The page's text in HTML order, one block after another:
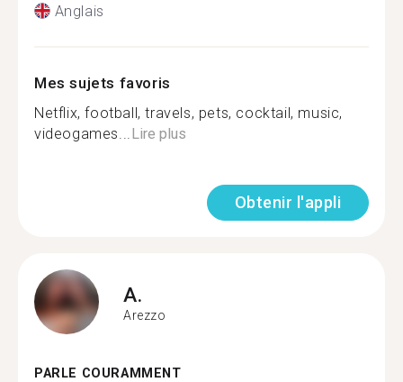
Anglais
Mes sujets favoris
Netflix, football, travels, pets, cocktail, music,
videogames... Lire plus
Obtenir l'appli
A.
Arezzo
PARLE COURAMMENT